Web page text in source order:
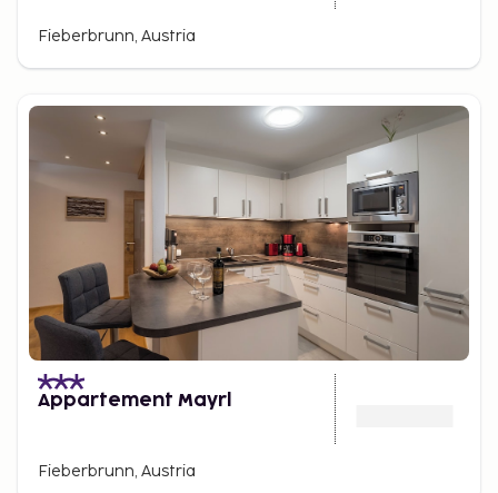
Fieberbrunn, Austria
Appartement Mayrl
Fieberbrunn, Austria